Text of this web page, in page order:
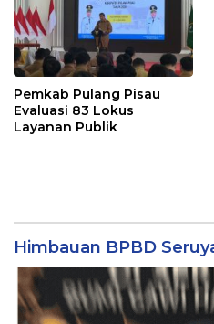
Pemkab Pulang Pisau
Evaluasi 83 Lokus
Layanan Publik
Himbauan BPBD